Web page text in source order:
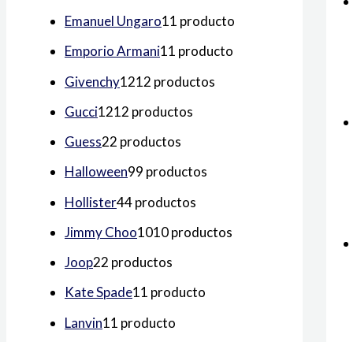
Emanuel Ungaro11 producto
Emporio Armani11 producto
Givenchy1212 productos
Gucci1212 productos
Guess22 productos
Halloween99 productos
Hollister44 productos
Jimmy Choo1010 productos
Joop22 productos
Kate Spade11 producto
Lanvin11 producto